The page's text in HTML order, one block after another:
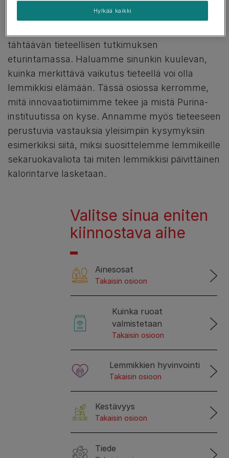
Olemme ylpeitä voidessamme sanoa, että
tähtäävän tieteellisen tutkimuksen
eturintamassa. Haluamme sinunkin kuulevan,
kuinka merkittävä vaikutus tieteellä voi olla
lemmikkisi elämään. Tässä osiossa kerromme,
mitä innovaatiotiimimme tekee ja mistä Purina-
instituutissa on kyse. Annamme myös tieteeseen
perustuvia vastauksia yleisimpiin kysymyksiin
esimerkiksi siitä, miksi suosittelemme lemmikeille
sekaruokavaliota tai miten lemmikkisi päivittäinen
kalorintarve lasketaan.
Valitse sinua eniten
kiinnostava aihe
Ainesosat
Takaisin osioon
Kuinka ruoat
valmistetaan
Takaisin osioon
Lemmikkien hyvinvointi
Takaisin osioon
Kestävyys
Takaisin osioon
Tiede
Hylkää kaikki